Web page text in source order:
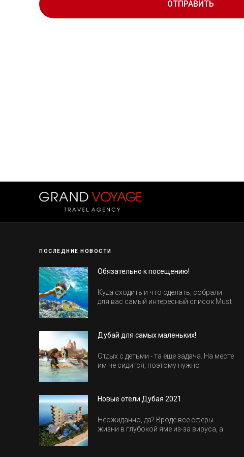
ОТПРАВИТЬ
ПОСЛЕДНИЕ НОВОСТИ
Обязательно к посещению!
Куда сходить и что сделать, собрали
для вас самый интересный список Must
Дубай для самых маленьких!
Отдых с детьми - та еще задача. На месте
им не сидится, поэтому нужно
весело.
Новые отели Дубая 2021
Неожиданно, да? Вроде все сферы
жизни в глубокой яме из-за вируса, а